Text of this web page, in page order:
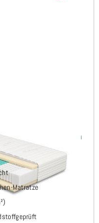
Matratze 80x210 cm
Matratze